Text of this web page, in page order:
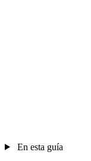
En esta guía